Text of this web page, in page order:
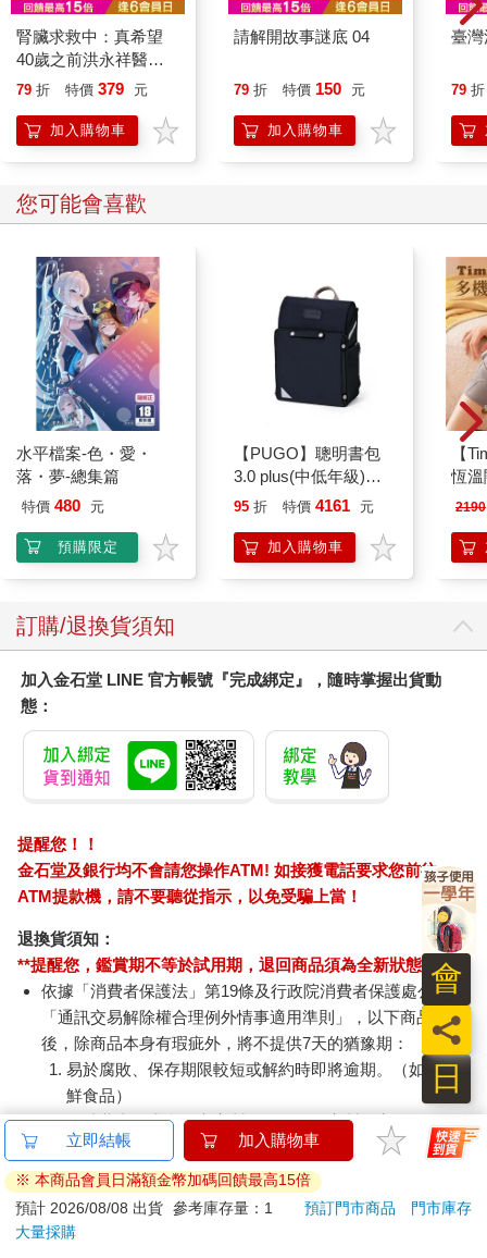
括：家庭成員、治療師、老師或社區裡的人。一旦每個人都採用
相同觀念和詞彙，孩子會比較容易在不同情境中，應用新技巧。
在一個結構化且不帶偏見的環境中，治療師或「教練」會讓「執
行達成目標不卡住！」的策略發揮很大的作用。
我們希望你會覺得這本書實用且有幫助。家長們，我們都知道教
會發現愈常使用這本書的策略，你的家庭生活將變得更輕鬆簡
單、你的孩子也會感到愈被理解且受到支持。老師們，你的工作
一點也不容易，你要管理一整個教室的學生、每個孩子都嗷嗷待
哺，他們來自不同的背景、具備不同的能力。這本書所談到的策
略將幫助那些缺乏彈性、組織與規劃能力的學生，讓他們能夠依
循你的指示、獨立工作，並善用你對他的回饋。如果其中有一些
方法無法奏效，請試著以更有創意的方式，持續嘗試。根據經
驗，不論是家長、老師、或治療師，在服務自閉症類群孩子促進
成功並獲致技巧的重要目標下，我們每個人都能從A計畫、B計
畫、C計畫（或更多備案）中獲益。我們的經驗是，透過反覆練
習和堅持，本書的策略將更加自然且更自動化，你會發現你每天
都能「達成目標不卡住！
｜第一章｜
什麼是執行功能？自閉症類群障礙症有何執行功能障礙？應對執
行功能障礙的兩種方法
改善執行功能的第一步，就是增進你對執行功能的認識，以
及對執行功能如何影響自閉症者的了解。有了這些認識，你將能
深刻地同理，瞭解因為執行困難而掙扎是非常痛苦的經驗（不僅
對自閉症者如此，對深愛他們並與他們一起工作的人亦然）。
什麼是執行功能？
執行功能是一組以大腦為基礎的能力，幫助人們控制自己的行為
按照多個步驟完成一件事，如準備好出門上學）。所謂執行功
能，是由以大腦為基礎的多種能力所組成，包括：
啟動（快速且簡單地開始一件工作）
彈性（例如：從一個活動或想法轉換到另一個、接受不同的方式
看待事情或做事）
工作記憶（在執行一個任務時，將資訊記在腦中，例如：在你開
車到目的地的過程中，記住別人告訴你的指引）
組織能力（例如：能保管好物品、瞭解重點所在、看出整件事的
全貌、在任何時刻知道事物的優先順序）
規劃（建立、執行與修正計畫，例如：科展計畫）
自我監測（留意自己的表現，例如：「我做得如何？」、「我正
在做現在應該做的事嗎？」）
自閉症類群者有哪些執行功能障礙？
在日常生活中，大部分自閉症類群者有顯著的執行功能困難。雖
腎臟求救中：真希望
40歲之前洪永祥醫師
就告訴我這些事
79 折 特價 379 元
加入購物車
請解開故事謎底 04
79 折 特價 150 元
加入購物車
臺
79 折
您可能會喜歡
水平檔案-色・愛・
落・夢-總集篇
特價 480 元
預購限定
【PUGO】聰明書包
3.0 plus(中低年級)酷
黑 全新進化玩美上市
95 折 特價 4161 元
加入購物車
【
恆
肩/
膝
2190
訂購/退換貨須知
加入金石堂 LINE 官方帳號『完成綁定』，隨時掌握出貨動
態：
提醒您！！
金石堂及銀行均不會請您操作ATM! 如接獲電話要求您前往
ATM提款機，請不要聽從指示，以免受騙上當！
退換貨須知：
**提醒您，鑑賞期不等於試用期，退回商品須為全新狀態**
依據「消費者保護法」第19條及行政院消費者保護處公告之
「通訊交易解除權合理例外情事適用準則」，以下商品購買
後，除商品本身有瑕疵外，將不提供7天的猶豫期：
易於腐敗、保存期限較短或解約時即將逾期。（如：生
鮮食品）
依消費者要求所為之客製化給付。（客製化商品）
報紙、期刊或雜誌。（含MOOK、外文雜誌）
經消費者拆封之影音商品或電腦軟體。
非以有形媒介提供之數位內容或一經提供即為完成之線
上服務，經消費者事先同意始提供。（如：電子書、電
立即結帳 加入購物車
※ 本商品會員日滿額金幣加碼回饋最高15倍
預計 2026/08/08 出貨 參考庫存量：1 預訂門市商品
門市庫存
大量採購
日
員
會